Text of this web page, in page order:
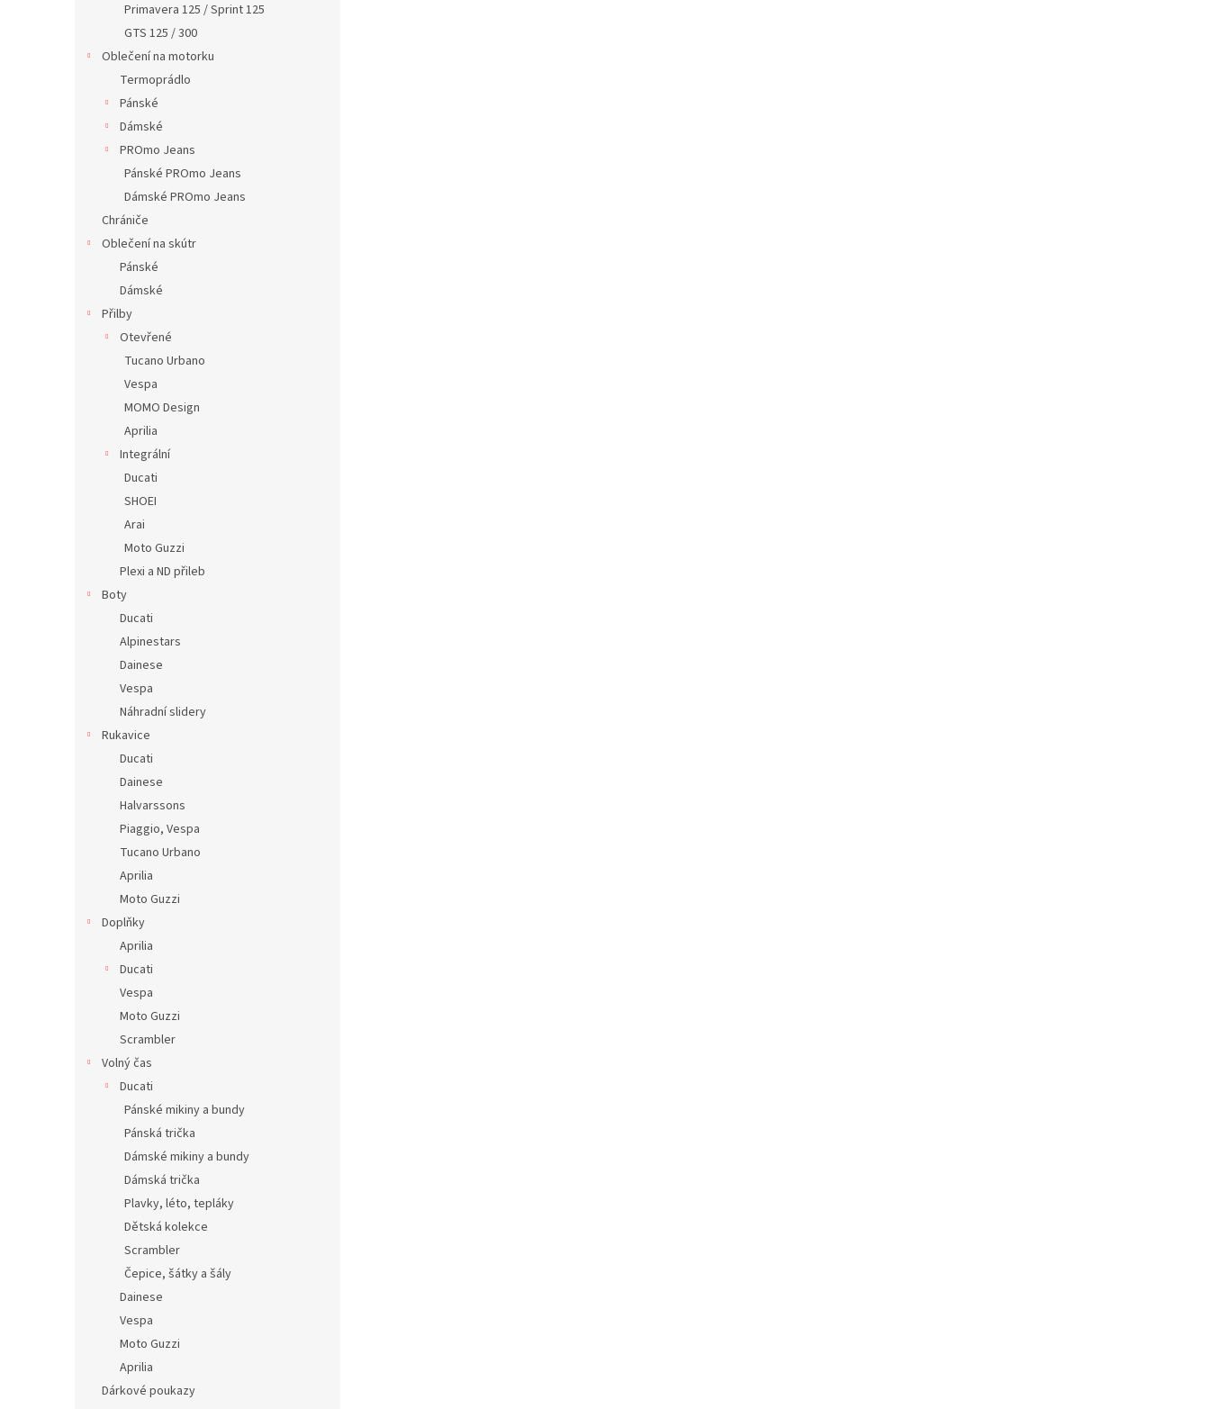
Primavera 125 / Sprint 125
GTS 125 / 300
Oblečení na motorku
Termoprádlo
Pánské
Dámské
PROmo Jeans
Pánské PROmo Jeans
Dámské PROmo Jeans
Chrániče
Oblečení na skútr
Pánské
Dámské
Přilby
Otevřené
Tucano Urbano
Vespa
MOMO Design
Aprilia
Integrální
Ducati
SHOEI
Arai
Moto Guzzi
Plexi a ND přileb
Boty
Ducati
Alpinestars
Dainese
Vespa
Náhradní slidery
Rukavice
Ducati
Dainese
Halvarssons
Piaggio, Vespa
Tucano Urbano
Aprilia
Moto Guzzi
Doplňky
Aprilia
Ducati
Vespa
Moto Guzzi
Scrambler
Volný čas
Ducati
Pánské mikiny a bundy
Pánská trička
Dámské mikiny a bundy
Dámská trička
Plavky, léto, tepláky
Dětská kolekce
Scrambler
Čepice, šátky a šály
Dainese
Vespa
Moto Guzzi
Aprilia
Dárkové poukazy